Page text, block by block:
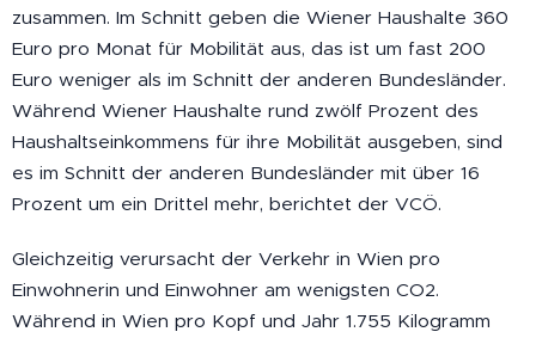
zusammen. Im Schnitt geben die Wiener Haushalte 360
Euro pro Monat für Mobilität aus, das ist um fast 200
Euro weniger als im Schnitt der anderen Bundesländer.
Während Wiener Haushalte rund zwölf Prozent des
Haushaltseinkommens für ihre Mobilität ausgeben, sind
es im Schnitt der anderen Bundesländer mit über 16
Prozent um ein Drittel mehr, berichtet der VCÖ.
Gleichzeitig verursacht der Verkehr in Wien pro
Einwohnerin und Einwohner am wenigsten CO2.
Während in Wien pro Kopf und Jahr 1.755 Kilogramm